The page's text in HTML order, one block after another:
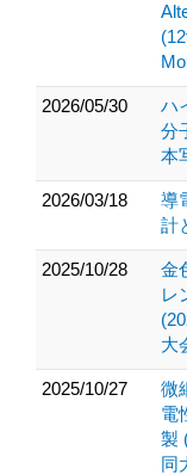
2026/05/30
ハ
分
本
2026/03/18
導
計
2025/10/28
金
レ
大
2025/10/27
微
電
製
同